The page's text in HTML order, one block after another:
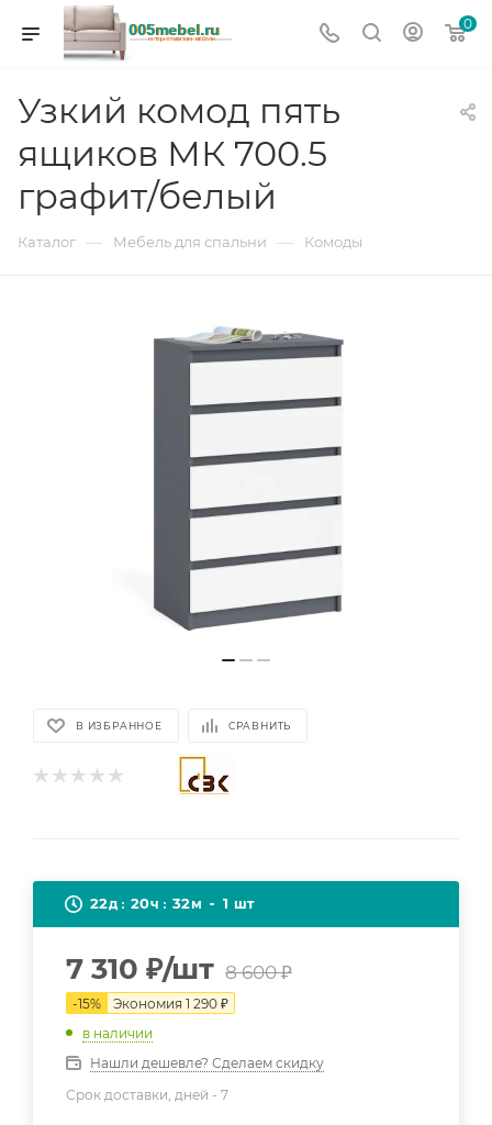
0
Узкий комод пять
ящиков МК 700.5
графит/белый
Каталог — Мебель для спальни — Комоды
В ИЗБРАННОЕ СРАВНИТЬ
22д 20ч 32м 1 шт
7 310 ₽/шт 8 600₽
-15% Экономия 1 290 ₽
в наличии
Нашли дешевле? Сделаем скидку
Срок доставки, дней - 7